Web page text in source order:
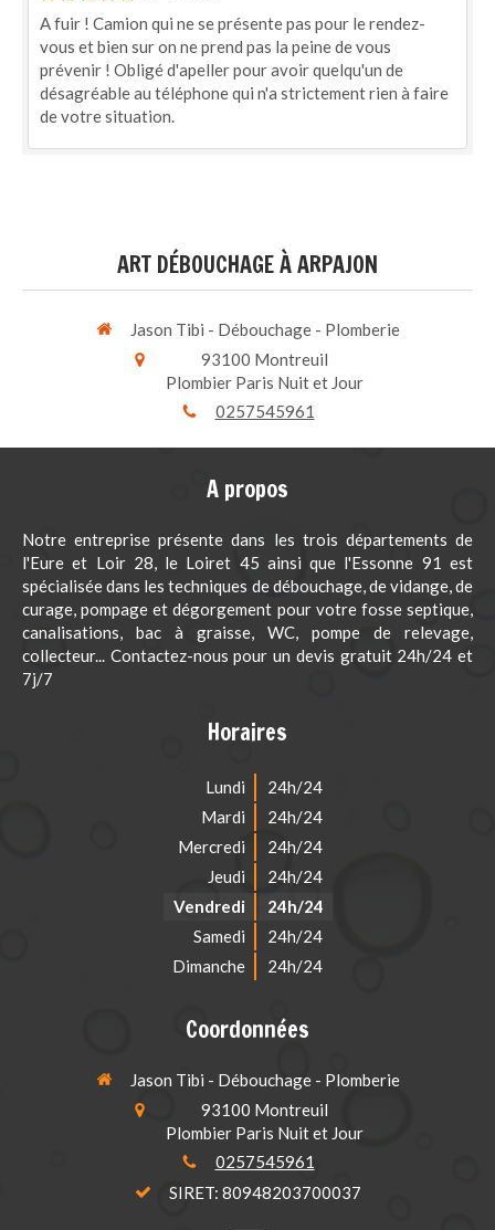
A fuir ! Camion qui ne se présente pas pour le rendez-
vous et bien sur on ne prend pas la peine de vous
prévenir ! Obligé d'apeller pour avoir quelqu'un de
désagréable au téléphone qui n'a strictement rien à faire
de votre situation.
ART DÉBOUCHAGE À ARPAJON
Jason Tibi - Débouchage - Plomberie
93100 Montreuil
Plombier Paris Nuit et Jour
0257545961
A propos
Notre entreprise présente dans les trois départements de
l'Eure et Loir 28, le Loiret 45 ainsi que l'Essonne 91 est
spécialisée dans les techniques de débouchage, de vidange, de
curage, pompage et dégorgement pour votre fosse septique,
canalisations, bac à graisse, WC, pompe de relevage,
collecteur... Contactez-nous pour un devis gratuit 24h/24 et
7j/7
Horaires
Lundi
24h/24
Mardi
24h/24
Mercredi
24h/24
Jeudi
24h/24
Vendredi
24h/24
Samedi
24h/24
Dimanche
24h/24
Coordonnées
Jason Tibi - Débouchage - Plomberie
93100 Montreuil
Plombier Paris Nuit et Jour
0257545961
SIRET: 80948203700037